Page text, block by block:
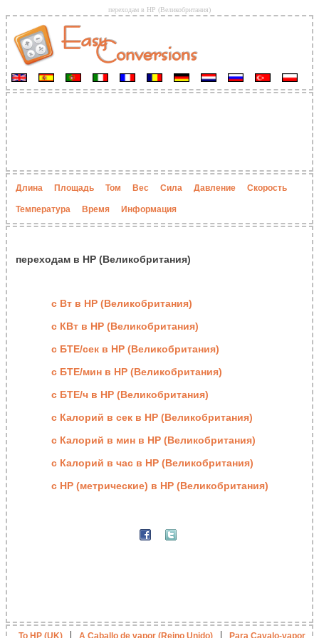
переходам в HP (Великобритания)
Длина Площадь Том Вес Сила Давление Скорость
Температура Время Информация
переходам в HP (Великобритания)
с Вт в HP (Великобритания)
с КВт в HP (Великобритания)
с БТЕ/сек в HP (Великобритания)
с БТЕ/мин в HP (Великобритания)
с БТЕ/ч в HP (Великобритания)
с Калорий в сек в HP (Великобритания)
с Калорий в мин в HP (Великобритания)
с Калорий в час в HP (Великобритания)
с HP (метрические) в HP (Великобритания)
| |